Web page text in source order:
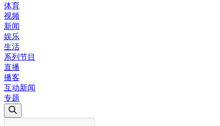
体育
视频
新闻
娱乐
生活
系列节目
直播
播客
互动新闻
专题